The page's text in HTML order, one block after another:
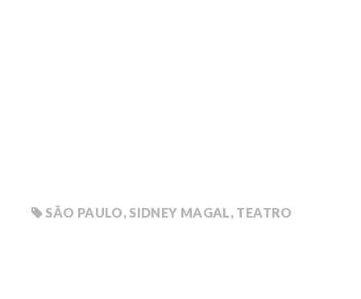
SÃO PAULO, SIDNEY MAGAL, TEATRO